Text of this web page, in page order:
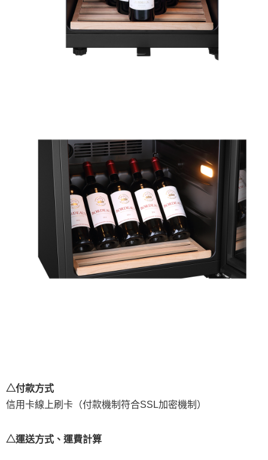
△付款方式
信用卡線上刷卡（付款機制符合SSL加密機制）
△運送方式、運費計算